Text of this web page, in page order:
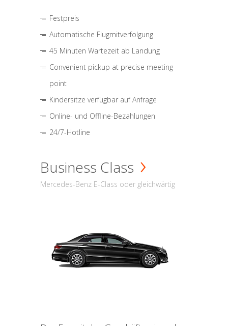
Festpreis
Automatische Flugmitverfolgung
45 Minuten Wartezeit ab Landung
Convenient pickup at precise meeting
point
Kindersitze verfügbar auf Anfrage
Online- und Offline-Bezahlungen
24/7-Hotline
Business Class
Mercedes-Benz E-Class oder gleichwärtig